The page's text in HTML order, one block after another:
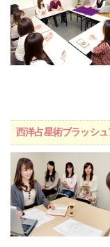
西洋占星術ブラッシ